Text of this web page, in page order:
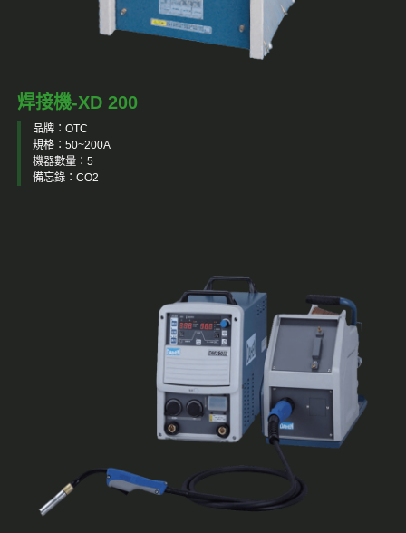
焊接機-XD 200
品牌：OTC
規格：50~200A
機器數量：5
備忘錄：CO2